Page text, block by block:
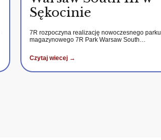
Sękocinie
7R rozpoczyna realizację nowoczesnego parku
magazynowego 7R Park Warsaw South…
Czytaj wiecej →